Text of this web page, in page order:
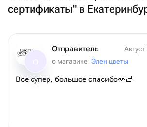
сертификаты" в
Отправитель
о магазине Элен цветы
Все супер, большое спасибо🫶🏻